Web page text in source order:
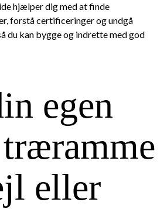
hjælper dig med at finde
forstå certificeringer og undgå
kan bygge og indrette med god
egen
eller